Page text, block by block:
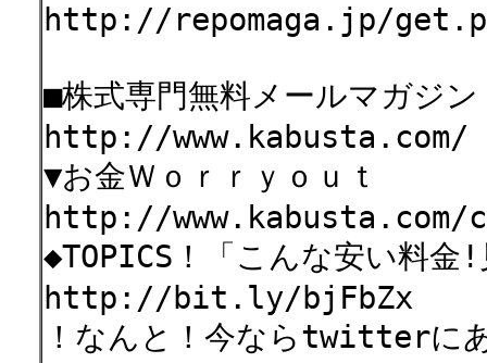
http://repomaga.jp/
■株式専門無料メールマガジ
http://www.kabusta.com/
▼お金Ｗｏｒｒｙｏｕｔ
http://www.kabusta.com/
◆TOPICS！「こんな安い料金
http://bit.ly/bjFbZx
！なんと！今ならtwitterに